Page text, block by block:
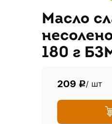
Масло
180 г
209 Р/ шт